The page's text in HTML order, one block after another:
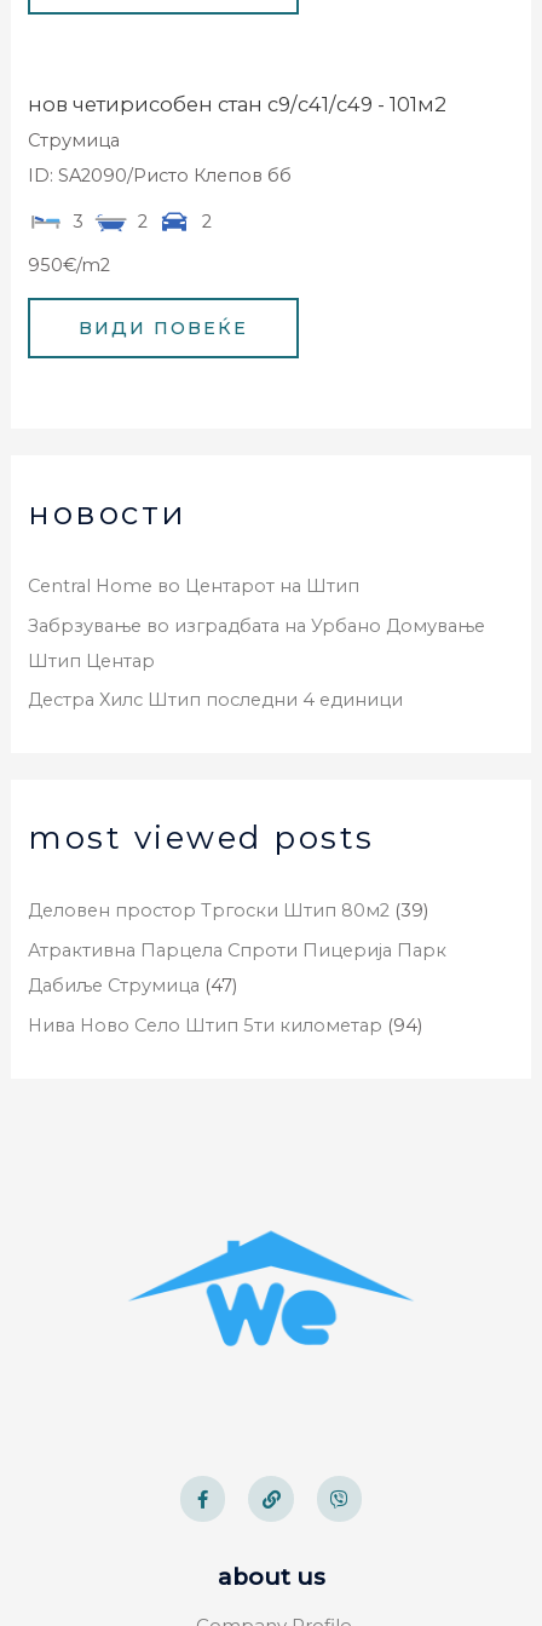
нов четирисобен стан с9/с41/с49 - 101м2
Струмица
ID: SA2090/Ристо Клепов бб
3 2 2
950€/m2
новости
Central Home во Центарот на Штип
Забрзување во изградбата на Урбано Домување
Штип Центар
Дестра Хилс Штип последни 4 единици
most viewed posts
Деловен простор Тргоски Штип 80м2 (39)
Атрактивна Парцела Спроти Пицерија Парк
Дабиље Струмица (47)
Нива Ново Село Штип 5ти километар (94)
about us